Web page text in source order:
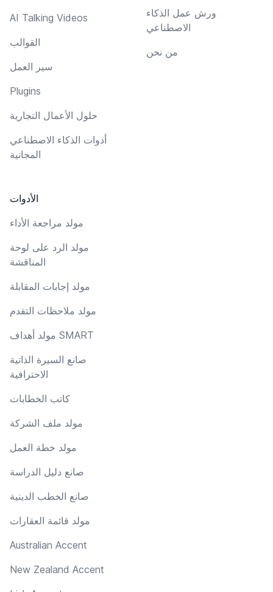
AI Talking Videos
القوالب
سير العمل
Plugins
حلول الأعمال التجارية
أدوات الذكاء الاصطناعي
المجانية
الأدوات
مولد مراجعة الأداء
مولد الرد على لوحة
المناقشة
مولد إجابات المقابلة
مولد ملاحظات التقدم
مولد أهداف SMART
صانع السيرة الذاتية
الاحترافية
كاتب الخطابات
مولد ملف الشركة
مولد خطة العمل
صانع دليل الدراسة
صانع الخطب الدينية
مولد قائمة العقارات
Australian Accent
New Zealand Accent
ورش عمل الذكاء
الاصطناعي
من نحن